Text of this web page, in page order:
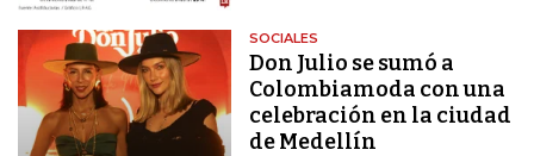
SOCIALES
Don Julio se sumó a
Colombiamoda con una
celebración en la ciudad
de Medellín